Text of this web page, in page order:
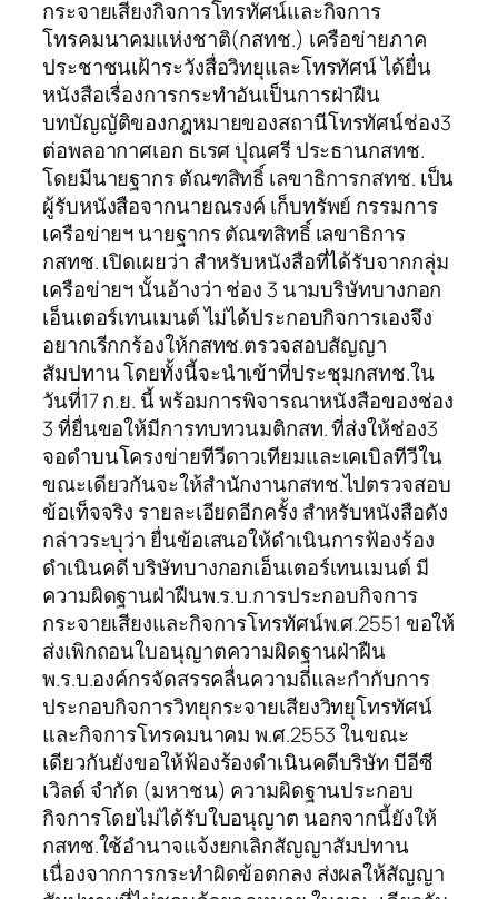
กระจายเสียงกิจการโทรทัศน์และกิจการ
โทรคมนาคมแห่งชาติ(กสทช.) เครือข่ายภาค
ประชาชนเฝ้าระวังสื่อวิทยุและโทรทัศน์ ได้ยื่น
หนังสือเรื่องการกระทำอันเป็นการฝ่าฝืน
บทบัญญัติของกฎหมายของสถานีโทรทัศน์ช่อง3
ต่อพลอากาศเอก ธเรศ ปุณศรี ประธานกสทช.
โดยมีนายฐากร ตัณฑสิทธิ์ เลขาธิการกสทช. เป็น
ผู้รับหนังสือจากนายณรงค์ เก็บทรัพย์ กรรมการ
เครือข่ายฯ นายฐากร ตัณฑสิทธิ์ เลขาธิการ
กสทช. เปิดเผยว่า สำหรับหนังสือที่ได้รับจากกลุ่ม
เครือข่ายฯ นั้นอ้างว่า ช่อง 3 นามบริษัทบางกอก
เอ็นเตอร์เทนเมนต์ ไม่ได้ประกอบกิจการเองจึง
อยากเรีกกร้องให้กสทช.ตรวจสอบสัญญา
สัมปทาน โดยทั้งนี้จะนำเข้าที่ประชุมกสทช.ใน
วันที่17 ก.ย. นี้ พร้อมการพิจารณาหนังสือของช่อง
3 ที่ยื่นขอให้มีการทบทวนมติกสท. ที่ส่งให้ช่อง3
จอดำบนโครงข่ายทีวีดาวเทียมและเคเบิลทีวีใน
ขณะเดียวกันจะให้สำนักงานกสทช.ไปตรวจสอบ
ข้อเท็จจริง รายละเอียดอีกครั้ง สำหรับหนังสือดัง
กล่าวระบุว่า ยื่นข้อเสนอให้ดำเนินการฟ้องร้อง
ดำเนินคดี บริษัทบางกอกเอ็นเตอร์เทนเมนต์ มี
ความผิดฐานฝ่าฝืนพ.ร.บ.การประกอบกิจการ
กระจายเสียงและกิจการโทรทัศน์พ.ศ.2551 ขอให้
ส่งเพิกถอนใบอนุญาตความผิดฐานฝ่าฝืน
พ.ร.บ.องค์กรจัดสรรคลื่นความถี่และกำกับการ
ประกอบกิจการวิทยุกระจายเสียงวิทยุโทรทัศน์
และกิจการโทรคมนาคม พ.ศ.2553 ในขณะ
เดียวกันยังขอให้ฟ้องร้องดำเนินคดีบริษัท บีอีซี
เวิลด์ จำกัด (มหาชน) ความผิดฐานประกอบ
กิจการโดยไม่ได้รับใบอนุญาต นอกจากนี้ยังให้
กสทช.ใช้อำนาจแจ้งยกเลิกสัญญาสัมปทาน
เนื่องจากการกระทำผิดข้อตกลง ส่งผลให้สัญญา